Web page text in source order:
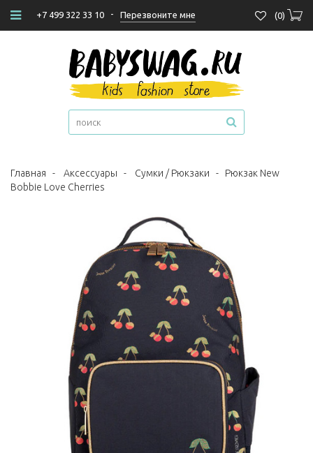
+7 499 322 33 10 - Перезвоните мне (0)
Главная - Аксессуары - Сумки / Рюкзаки - Рюкзак New
Bobbie Love Cherries